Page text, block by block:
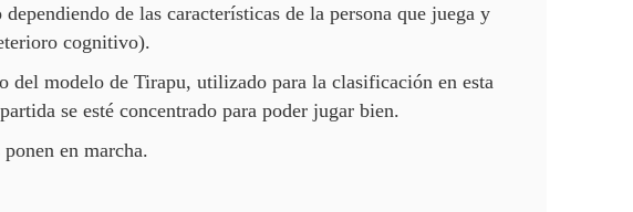
de las características de la persona que juega y
cognitivo).
del modelo de Tirapu, utilizado para la clasificación en esta
se esté concentrado para poder jugar bien.
en marcha.